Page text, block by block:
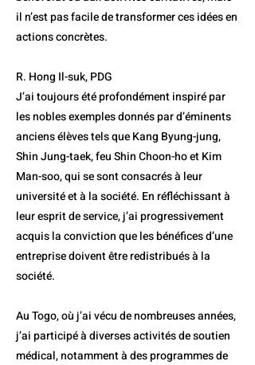
il n’est pas facile de transformer ces idées en
actions concrètes.
R. Hong Il-suk, PDG
J’ai toujours été profondément inspiré par
les nobles exemples donnés par d’éminents
anciens élèves tels que Kang Byung-jung,
Shin Jung-taek, feu Shin Choon-ho et Kim
Man-soo, qui se sont consacrés à leur
université et à la société. En réfléchissant à
leur esprit de service, j’ai progressivement
acquis la conviction que les bénéfices d’une
entreprise doivent être redistribués à la
société.
Au Togo, où j’ai vécu de nombreuses années,
j’ai participé à diverses activités de soutien
médical, notamment à des programmes de